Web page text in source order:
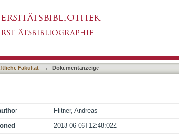
Fakultät → Dokumentanzeige
Flitner, Andreas
2018-06-06T12:48:02Z